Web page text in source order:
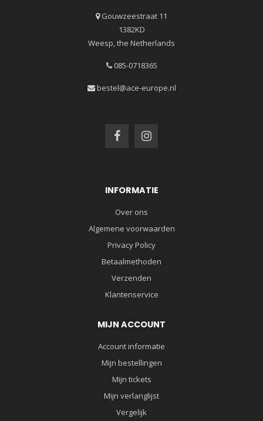
Gouwzeestraat 11
1382KD
Weesp, the Netherlands
085-0718365
bestel@ace-europe.nl
INFORMATIE
Over ons
Algemene voorwaarden
Privacy Policy
Betaalmethoden
Verzenden
Klantenservice
MIJN ACCOUNT
Account informatie
Mijn bestellingen
Mijn tickets
Mijn verlanglijst
Vergelijk